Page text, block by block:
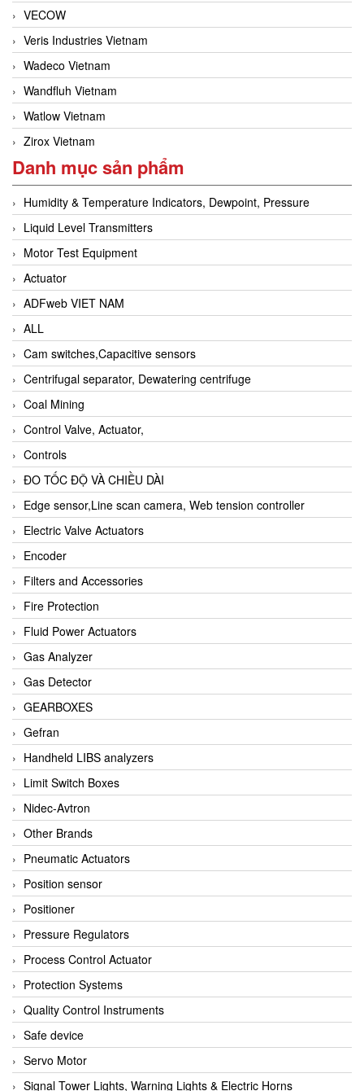
VECOW
Veris Industries Vietnam
Wadeco Vietnam
Wandfluh Vietnam
Watlow Vietnam
Zirox Vietnam
Danh mục sản phẩm
Humidity & Temperature Indicators, Dewpoint, Pressure
Liquid Level Transmitters
Motor Test Equipment
Actuator
ADFweb VIET NAM
ALL
Cam switches,Capacitive sensors
Centrifugal separator, Dewatering centrifuge
Coal Mining
Control Valve, Actuator,
Controls
ĐO TỐC ĐỘ VÀ CHIỀU DÀI
Edge sensor,Line scan camera, Web tension controller
Electric Valve Actuators
Encoder
Filters and Accessories
Fire Protection
Fluid Power Actuators
Gas Analyzer
Gas Detector
GEARBOXES
Gefran
Handheld LIBS analyzers
Limit Switch Boxes
Nidec-Avtron
Other Brands
Pneumatic Actuators
Position sensor
Positioner
Pressure Regulators
Process Control Actuator
Protection Systems
Quality Control Instruments
Safe device
Servo Motor
Signal Tower Lights, Warning Lights & Electric Horns